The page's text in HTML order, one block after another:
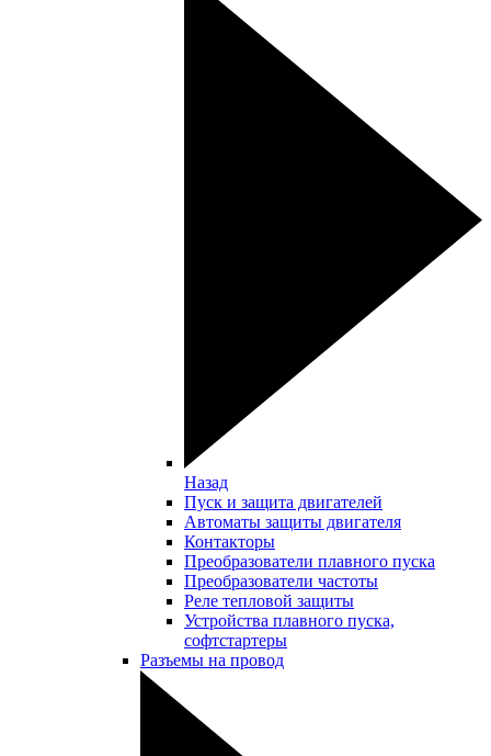
Назад
Пуск и защита двигателей
Автоматы защиты двигателя
Контакторы
Преобразователи плавного пуска
Преобразователи частоты
Реле тепловой защиты
Устройства плавного пуска,
софтстартеры
Разъемы на провод